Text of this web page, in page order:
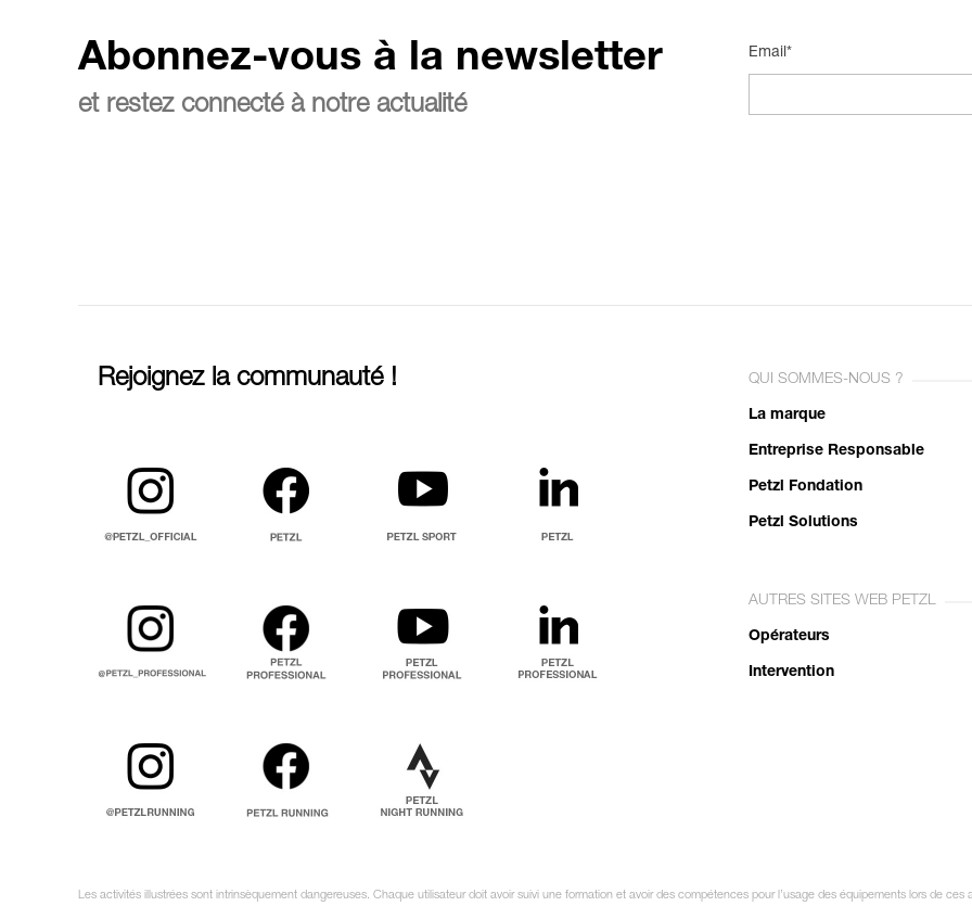
Abonnez-vous à la newsletter
et restez connecté à notre actualité
Email*
Rejoignez la communauté ! QUI SOMMES-NOUS ?
La marque
Entreprise Responsable
Petzl Fondation
Petzl Solutions
AUTRES SITES WEB PETZL
Opérateurs
Intervention
Les activités illustrées sont intrinsèquement dangereuses. Chaque utilisateur doit avoir suivi une formation et avoir des compétences pour l’usage des équipements lors de